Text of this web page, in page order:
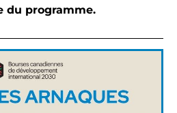
du programme.